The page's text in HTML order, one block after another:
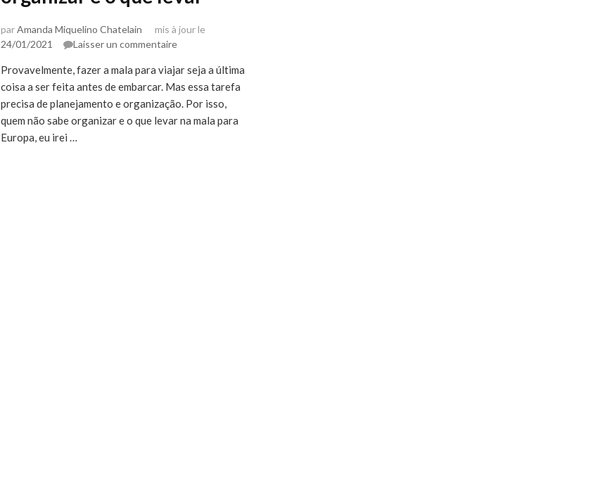
parAmanda Miquelino Chatelain
mis à jour le
24/01/2021
Laisser un commentairesur
para
Europa:
como
organizar
Provavelmente, fazer a mala para viajar seja a última
coisa a ser feita antes de embarcar. Mas essa tarefa
precisa de planejamento e organização. Por isso,
quem não sabe organizar e o que levar na mala para
Europa, eu irei …